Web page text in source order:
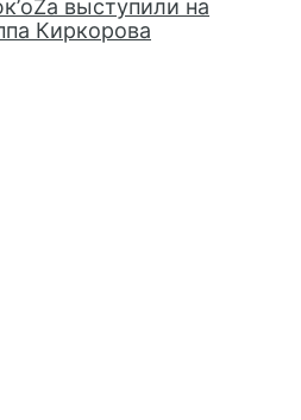
выступили на
Киркорова